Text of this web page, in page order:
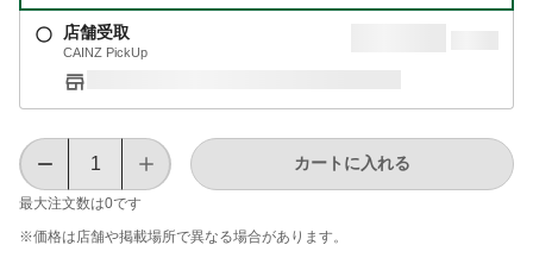
店舗受取
CAINZ PickUp
最大注文数は0です
カートに入れる
※価格は​店舗や​掲載場所で​異なる​場合が​あります。